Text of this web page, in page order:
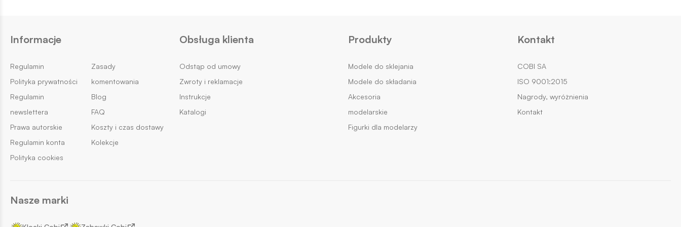
Informacje
Regulamin
Polityka prywatności
Regulamin
newslettera
Prawa autorskie
Regulamin konta
Polityka cookies
Zasady
komentowania
Blog
FAQ
Koszty i czas dostawy
Kolekcje
Obsługa klienta
Odstąp od umowy
Zwroty i reklamacje
Instrukcje
Katalogi
Produkty
Modele do sklejania
Modele do składania
Akcesoria
modelarskie
Figurki dla modelarzy
Kontakt
COBI SA
ISO 9001:2015
Nagrody, wyróżnienia
Kontakt
Nasze marki